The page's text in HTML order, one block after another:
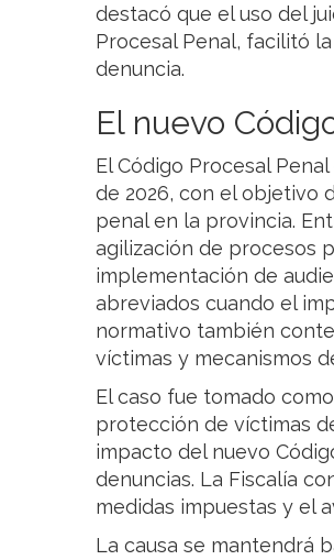
destacó que el uso del
Procesal Penal, facilitó
denuncia.
El nuevo
El Código Procesal
de 2026, con el objetivo
penal en la provincia.
agilización de procesos
implementación de
abreviados cuando el
normativo también
víctimas y mecanismos
El caso fue tomado
protección de víctimas
impacto del nuevo
denuncias. La Fiscalía
medidas impuestas y el
La causa se mantendrá